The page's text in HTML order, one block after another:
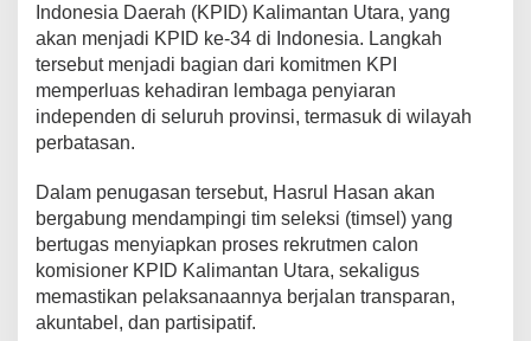
m
b
e
n
t
u
K
P
I
D
k
e
-
Indonesia Daerah (KPID) Kalimantan Utara, yang
akan menjadi KPID ke-34 di Indonesia. Langkah
tersebut menjadi bagian dari komitmen KPI
memperluas kehadiran lembaga penyiaran
independen di seluruh provinsi, termasuk di wilayah
perbatasan.
Dalam penugasan tersebut, Hasrul Hasan akan
bergabung mendampingi tim seleksi (timsel) yang
bertugas menyiapkan proses rekrutmen calon
komisioner KPID Kalimantan Utara, sekaligus
memastikan pelaksanaannya berjalan transparan,
akuntabel, dan partisipatif.